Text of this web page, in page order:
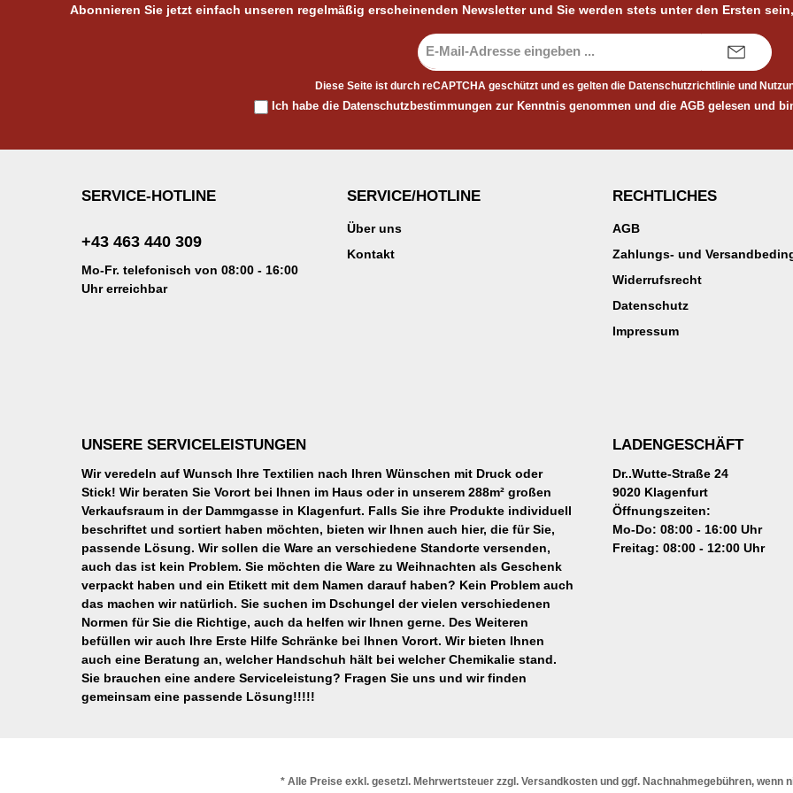
Abonnieren Sie jetzt einfach unseren regelmäßig erscheinenden Newsletter und Sie werden stets unter den Ersten
Mail-
Adresse*
Diese Seite ist durch reCAPTCHA geschützt und es gelten die Datenschutzrichtlinie und
Ich habe die Datenschutzbestimmungenzur Kenntnis genommen und die AGBgelesen und
SERVICE-HOTLINE
+43 463 440 309
Mo-Fr. telefonisch von 08:00 - 16:00
Uhr erreichbar
SERVICE/HOTLINE
Über uns
Kontakt
RECHTLICHES
AGB
Zahlungs- und
Widerrufsrecht
Datenschutz
Impressum
UNSERE SERVICELEISTUNGEN
Wir veredeln auf Wunsch Ihre Textilien nach Ihren Wünschen mit Druck oder
Stick! Wir beraten Sie Vorort bei Ihnen im Haus oder in unserem 288m² großen
Verkaufsraum in der Dammgasse in Klagenfurt. Falls Sie ihre Produkte individuell
beschriftet und sortiert haben möchten, bieten wir Ihnen auch hier, die für Sie,
passende Lösung. Wir sollen die Ware an verschiedene Standorte versenden,
auch das ist kein Problem. Sie möchten die Ware zu Weihnachten als Geschenk
verpackt haben und ein Etikett mit dem Namen darauf haben? Kein Problem auch
das machen wir natürlich. Sie suchen im Dschungel der vielen verschiedenen
Normen für Sie die Richtige, auch da helfen wir Ihnen gerne. Des Weiteren
befüllen wir auch Ihre Erste Hilfe Schränke bei Ihnen Vorort. Wir bieten Ihnen
auch eine Beratung an, welcher Handschuh hält bei welcher Chemikalie stand.
Sie brauchen eine andere Serviceleistung? Fragen Sie uns und wir finden
gemeinsam eine passende Lösung!!!!!
LADENGESCHÄFT
Dr..Wutte-Straße 24
9020 Klagenfurt
Öffnungszeiten:
Mo-Do: 08:00 - 16:00 Uhr
Freitag: 08:00 - 12:00 Uhr
* Alle Preise exkl. gesetzl. Mehrwertsteuer zzgl. Versandkostenund ggf. Nachnahmegebühren, wenn